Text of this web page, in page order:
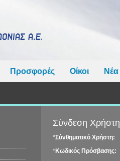
Προσφορές Οίκοι Νέα
Σύνδεση Χρήστη
*Σύνθηματικό Χρήστη:
*Κωδικός Πρόσβασης: